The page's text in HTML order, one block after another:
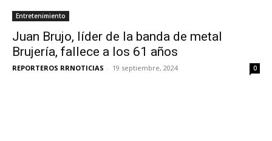
Entretenimiento
Juan Brujo, líder de la banda de metal
Brujería, fallece a los 61 años
REPORTEROS RRNOTICIAS - 19 septiembre, 2024 0